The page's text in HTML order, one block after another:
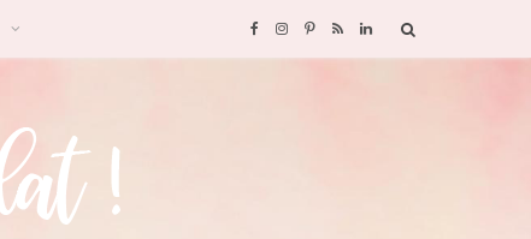
F I P R L